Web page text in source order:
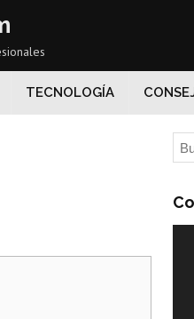
TECNOLOGÍA